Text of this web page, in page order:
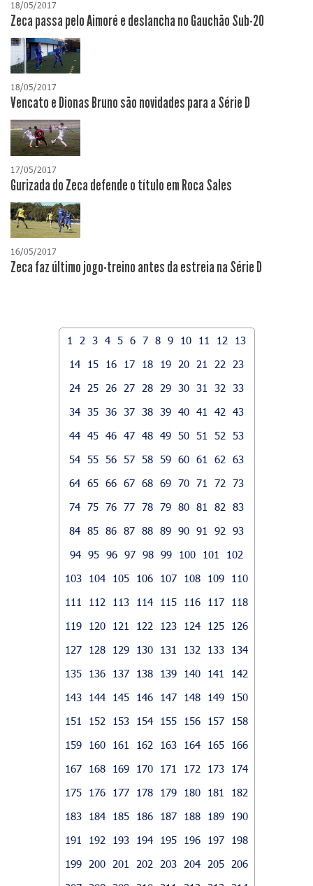
18/05/2017
Zeca passa pelo Aimoré e deslancha no Gauchão Sub-20
18/05/2017
Vencato e Dionas Bruno são novidades para a Série D
17/05/2017
Gurizada do Zeca defende o título em Roca Sales
16/05/2017
Zeca faz último jogo-treino antes da estreia na Série D
1 2 3 4 5 6 7 8 9 10 11 12
13
14
15 16 17 18 19 20 21 22
23
24
25 26 27 28 29 30 31 32
33
34 35 36 37 38 39 40 41 42
43
44 45 46 47 48 49 50 51 52
53
54 55 56 57 58 59 60 61 62
63
64 65 66 67 68 69 70 71 72
73
74 75 76 77 78 79 80 81 82
83
84 85 86 87 88 89 90 91 92
93
94 95 96 97 98 99 100 101
102
103
104 105 106 107 108 109
110
111
112 113 114 115 116 117
118
119
120 121 122 123 124 125
126
127
128 129 130 131 132 133
134
135
136 137 138 139 140 141
142
143
144 145 146 147 148 149
150
151
152 153 154 155 156 157
158
159
160 161 162 163 164 165
166
167
168 169 170 171 172 173
174
175
176 177 178 179 180 181
182
183
184 185 186 187 188 189
190
191
192 193 194 195 196 197
198
199
200 201 202 203 204 205
206